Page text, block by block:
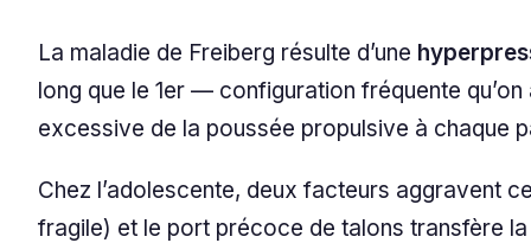
La maladie de Freiberg résulte d’une
long que le 1er — configuration fréquente
excessive de la poussée propulsive à chaque
Chez l’adolescente, deux facteurs aggravent
fragile) et le port précoce de talons transfère